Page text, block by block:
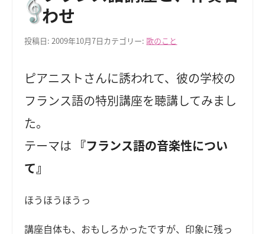
わせ
投稿日:2009年10月7日カテゴリー:歌のこと
ピアニストさんに誘われて、彼の学校の
フランス語の特別講座を聴講してみまし
た。
テーマは 『フランス語の音楽性につい
て』
ほうほうほうっ
講座自体も、おもしろかったですが、印象に残っ